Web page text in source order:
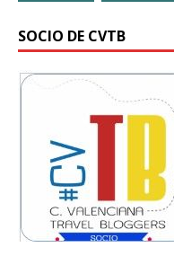
SOCIO DE CVTB